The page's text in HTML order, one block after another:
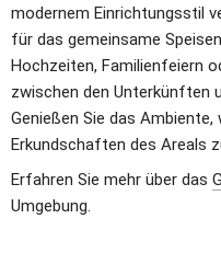
modernem Einrichtungsstil
für das gemeinsame
Hochzeiten, Familienfeiern
zwischen den Unterkünften
Genießen Sie das
Erkundschaften des Areals
Erfahren Sie mehr über das
Umgebung.